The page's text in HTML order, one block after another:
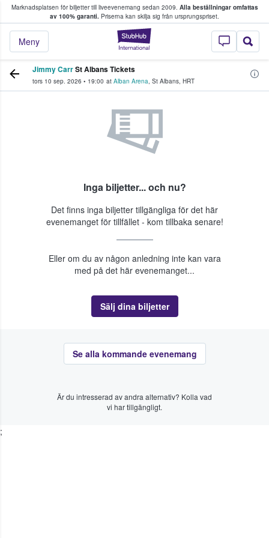
Marknadsplatsen för biljetter till liveevenemang sedan 2009. Alla beställningar omfattas
av 100% garanti. Priserna kan skilja sig från ursprungspriset.
StubHub – där
Meny
köper och säljer biljetter.
Jimmy CarrSt Albans Tickets
tors 10 sep. 2026 • 19:00 at Alban Arena, St Albans, HRT
Inga biljetter... och nu?
Det finns inga biljetter tillgängliga för det här
evenemanget för tillfället - kom tillbaka senare!
Eller om du av någon anledning inte kan vara
med på det här evenemanget...
Sälj dina biljetter
Se alla kommande evenemang
Är du intresserad av andra alternativ? Kolla vad
vi har tillgängligt.
;